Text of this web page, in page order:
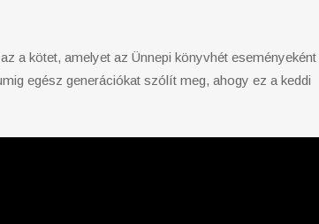
a kötet, amelyet az Ünnepi könyvhét eseményeként
egész generációkat szólít meg, ahogy ez a keddi